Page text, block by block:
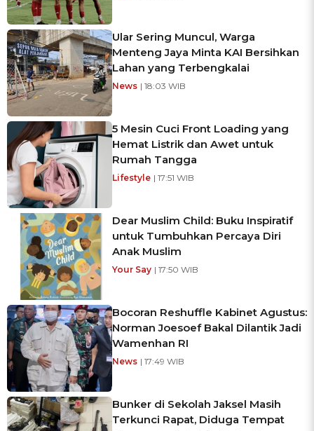
Ular Sering Muncul, Warga
Menteng Jaya Minta KAI Bersihkan
Lahan yang Terbengkalai
News | 18:03 WIB
5 Mesin Cuci Front Loading yang
Hemat Listrik dan Awet untuk
Rumah Tangga
Lifestyle | 17:51 WIB
Dear Muslim Child: Buku Inspiratif
untuk Tumbuhkan Percaya Diri
Anak Muslim
Your Say | 17:50 WIB
Bocoran Reshuffle Kabinet Agustus:
Norman Joesoef Bakal Dilantik Jadi
Wamenhan RI
News | 17:49 WIB
Bunker di Sekolah Jaksel Masih
Terkunci Rapat, Diduga Tempat